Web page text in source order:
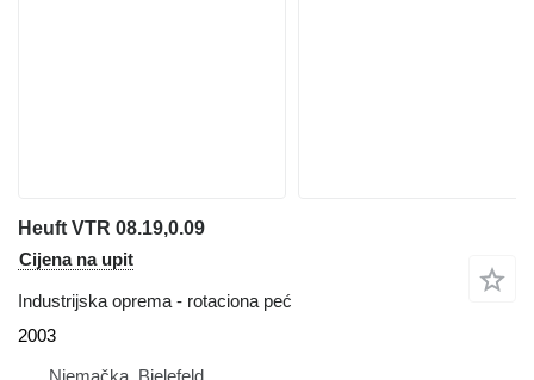
Heuft VTR 08.19,0.09
Cijena na upit
Industrijska oprema - rotaciona peć
2003
Njemačka, Bielefeld